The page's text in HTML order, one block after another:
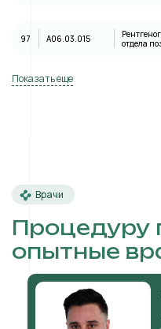
97 A06.03.015
отдела
Показать еще
Врачи
Процедуру
опытные